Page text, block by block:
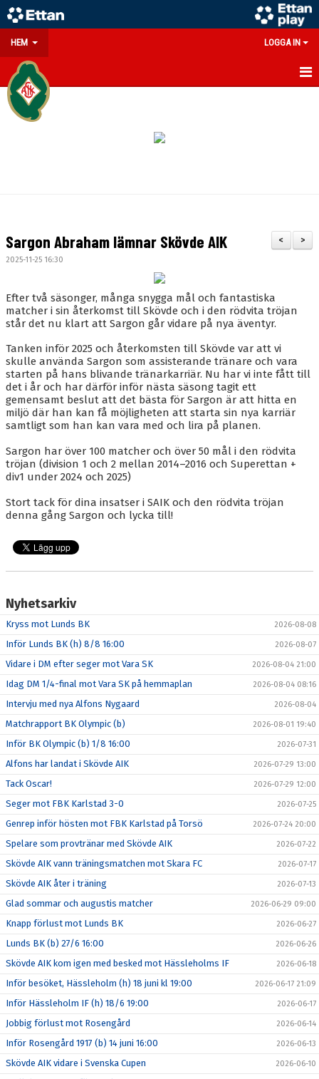
HEM LOGGA IN
GÅ PÅ MATCH
DOKUMENT
BLI MEDLEM
KALENDER
VÅRA LAG/TRÄNARE
GAMLA AIK
>
<
Sargon Abraham lämnar Skövde AIK
2025-11-25 16:30
Efter två säsonger, många snygga mål och fantastiska
matcher i sin återkomst till Skövde och i den rödvita tröjan
står det nu klart att Sargon går vidare på nya äventyr.
Tanken inför 2025 och återkomsten till Skövde var att vi
skulle använda Sargon som assisterande tränare och vara
starten på hans blivande tränarkarriär. Nu har vi inte fått till
det i år och har därför inför nästa säsong tagit ett
gemensamt beslut att det bästa för Sargon är att hitta en
miljö där han kan få möjligheten att starta sin nya karriär
samtligt som han kan vara med och lira på planen.
Sargon har över 100 matcher och över 50 mål i den rödvita
tröjan (division 1 och 2 mellan 2014–2016 och Superettan +
div1 under 2024 och 2025)
Stort tack för dina insatser i SAIK och den rödvita tröjan
denna gång Sargon och lycka till!
Nyhetsarkiv
Kryss mot Lunds BK 2026-08-08
Inför Lunds BK (h) 8/8 16:00 2026-08-07
Vidare i DM efter seger mot Vara SK 2026-08-04 21:00
Idag DM 1/4-final mot Vara SK på hemmaplan 2026-08-04 08:16
Intervju med nya Alfons Nygaard 2026-08-04
Matchrapport BK Olympic (b) 2026-08-01 19:40
Inför BK Olympic (b) 1/8 16:00 2026-07-31
Alfons har landat i Skövde AIK 2026-07-29 13:00
Tack Oscar! 2026-07-29 12:00
Seger mot FBK Karlstad 3-0 2026-07-25
Genrep inför hösten mot FBK Karlstad på Torsö 2026-07-24 20:00
Spelare som provtränar med Skövde AIK 2026-07-22
Skövde AIK vann träningsmatchen mot Skara FC 2026-07-17
Skövde AIK åter i träning 2026-07-13
Glad sommar och augustis matcher 2026-06-29 09:00
Knapp förlust mot Lunds BK 2026-06-27
Lunds BK (b) 27/6 16:00 2026-06-26
Skövde AIK kom igen med besked mot Hässleholms IF 2026-06-18
Inför besöket, Hässleholm (h) 18 juni kl 19:00 2026-06-17 21:09
Inför Hässleholm IF (h) 18/6 19:00 2026-06-17
Jobbig förlust mot Rosengård 2026-06-14
Inför Rosengård 1917 (b) 14 juni 16:00 2026-06-13
Skövde AIK vidare i Svenska Cupen 2026-06-10